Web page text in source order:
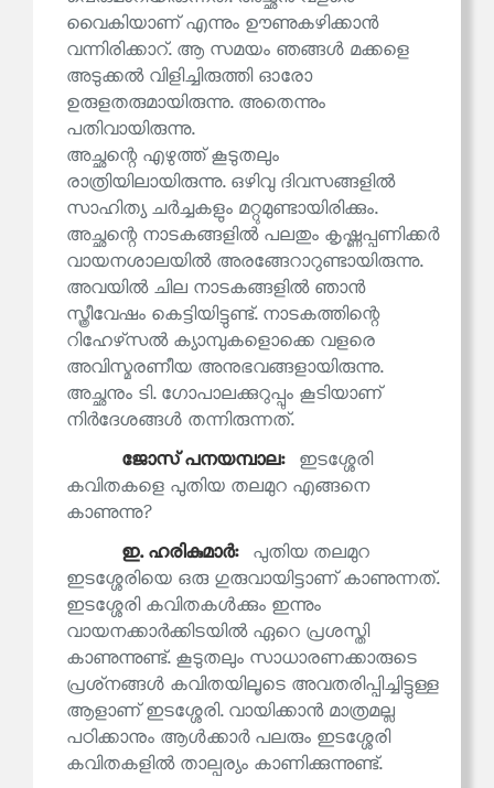
വൈകിയാണ് എന്നും ഊണുകഴിക്കാൻ
വന്നിരിക്കാറ്. ആ സമയം ഞങ്ങൾ മക്കളെ
അടുക്കൽ വിളിച്ചിരുത്തി ഓരോ
ഉരുളതരുമായിരുന്നു. അതെന്നും
പതിവായിരുന്നു.
അച്ഛന്റെ എഴുത്ത് കൂടുതലും
രാത്രിയിലായിരുന്നു. ഒഴിവു ദിവസങ്ങളിൽ
സാഹിത്യ ചർച്ചകളും മറ്റുമുണ്ടായിരിക്കും.
അച്ഛന്റെ നാടകങ്ങളിൽ പലതും കൃഷ്ണപ്പണിക്കർ
വായനശാലയിൽ അരങ്ങേറാറുണ്ടായിരുന്നു.
അവയിൽ ചില നാടകങ്ങളിൽ ഞാൻ
സ്ത്രീവേഷം കെട്ടിയിട്ടുണ്ട്. നാടകത്തിന്റെ
റിഹേഴ്‌സൽ ക്യാമ്പുകളൊക്കെ വളരെ
അവിസ്മരണീയ അനുഭവങ്ങളായിരുന്നു.
അച്ഛനും ടി. ഗോപാലക്കുറുപ്പും കൂടിയാണ്
നിർദേശങ്ങൾ തന്നിരുന്നത്.
ജോസ് പനയമ്പാല:
ഇടശ്ശേരി
കവിതകളെ പുതിയ തലമുറ എങ്ങനെ
കാണുന്നു?
ഇ. ഹരികുമാര്‍:
പുതിയ തലമുറ
ഇടശ്ശേരിയെ ഒരു ഗുരുവായിട്ടാണ് കാണുന്നത്.
ഇടശ്ശേരി കവിതകൾക്കും ഇന്നും
വായനക്കാർക്കിടയിൽ ഏറെ പ്രശസ്തി
കാണുന്നുണ്ട്. കൂടുതലും സാധാരണക്കാരുടെ
പ്രശ്‌നങ്ങൾ കവിതയിലൂടെ അവതരിപ്പിച്ചിട്ടുള്ള
ആളാണ് ഇടശ്ശേരി. വായിക്കാൻ മാത്രമല്ല
പഠിക്കാനും ആൾക്കാർ പലരും ഇടശ്ശേരി
കവിതകളിൽ താല്പര്യം കാണിക്കുന്നുണ്ട്.